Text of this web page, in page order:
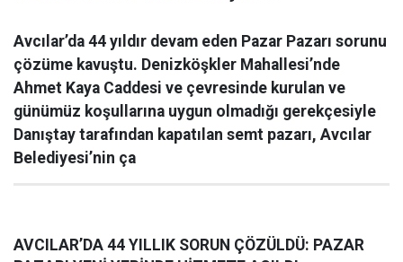
Avcılar’da 44 yıldır devam eden Pazar Pazarı sorunu
çözüme kavuştu. Denizköşkler Mahallesi’nde
Ahmet Kaya Caddesi ve çevresinde kurulan ve
günümüz koşullarına uygun olmadığı gerekçesiyle
Danıştay tarafından kapatılan semt pazarı, Avcılar
Belediyesi’nin ça
AVCILAR’DA 44 YILLIK SORUN ÇÖZÜLDÜ: PAZAR